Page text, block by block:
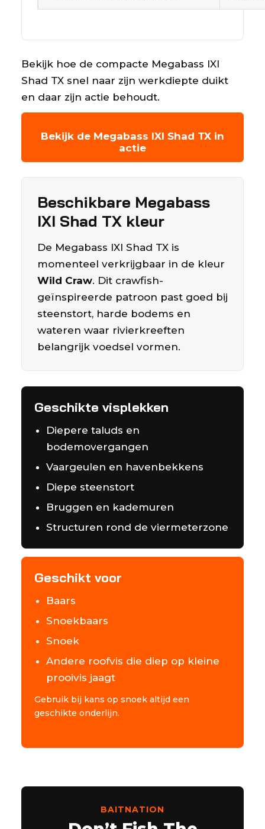
Bekijk hoe de compacte Megabass IXI
Shad TX snel naar zijn werkdiepte duikt
en daar zijn actie behoudt.
Bekijk de Megabass IXI Shad TX in
actie
Beschikbare Megabass
IXI Shad TX kleur
De Megabass IXI Shad TX is
momenteel verkrijgbaar in de kleur
Wild Craw. Dit crawfish-
geïnspireerde patroon past goed bij
steenstort, harde bodems en
wateren waar rivierkreeften
belangrijk voedsel vormen.
Geschikte visplekken
Diepere taluds en
bodemovergangen
Vaargeulen en havenbekkens
Diepe steenstort
Bruggen en kademuren
Structuren rond de viermeterzone
Geschikt voor
Baars
Snoekbaars
Snoek
Andere roofvis die diep op kleine
prooivis jaagt
Gebruik bij kans op snoek altijd een
geschikte onderlijn.
BAITNATION